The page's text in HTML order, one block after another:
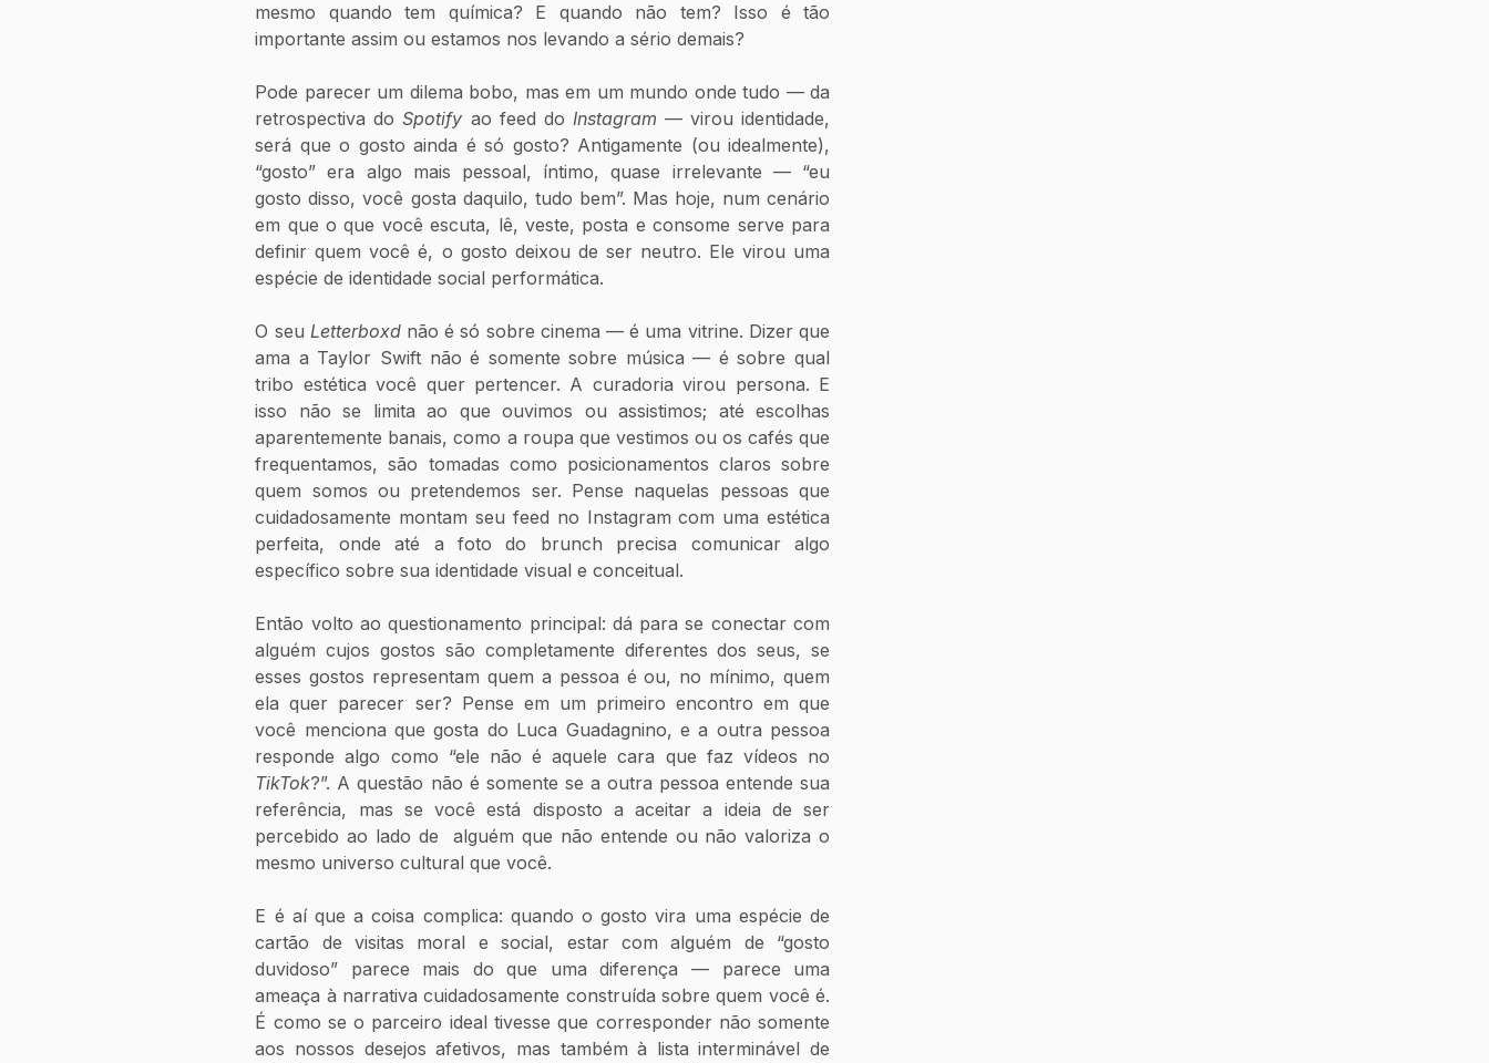
mesmo quando tem química? E quando não tem? Isso é tão
importante assim ou estamos nos levando a sério demais?
Pode parecer um dilema bobo, mas em um mundo onde tudo — da
retrospectiva do Spotify ao feed do Instagram — virou identidade,
será que o gosto ainda é só gosto? Antigamente (ou idealmente),
“gosto” era algo mais pessoal, íntimo, quase irrelevante — “eu
gosto disso, você gosta daquilo, tudo bem”. Mas hoje, num cenário
em que o que você escuta, lê, veste, posta e consome serve para
definir quem você é, o gosto deixou de ser neutro. Ele virou uma
espécie de identidade social performática.
O seu Letterboxd não é só sobre cinema — é uma vitrine. Dizer que
ama a Taylor Swift não é somente sobre música — é sobre qual
tribo estética você quer pertencer. A curadoria virou persona. E
isso não se limita ao que ouvimos ou assistimos; até escolhas
aparentemente banais, como a roupa que vestimos ou os cafés que
frequentamos, são tomadas como posicionamentos claros sobre
quem somos ou pretendemos ser. Pense naquelas pessoas que
cuidadosamente montam seu feed no Instagram com uma estética
perfeita, onde até a foto do brunch precisa comunicar algo
específico sobre sua identidade visual e conceitual.
Então volto ao questionamento principal: dá para se conectar com
alguém cujos gostos são completamente diferentes dos seus, se
esses gostos representam quem a pessoa é ou, no mínimo, quem
ela quer parecer ser? Pense em um primeiro encontro em que
você menciona que gosta do Luca Guadagnino, e a outra pessoa
TikTok?”. A questão não é somente se a outra pessoa entende sua
referência, mas se você está disposto a aceitar a ideia de ser
percebido ao lado de  alguém que não entende ou não valoriza o
mesmo universo cultural que você.
E é aí que a coisa complica: quando o gosto vira uma espécie de
cartão de visitas moral e social, estar com alguém de “gosto
duvidoso” parece mais do que uma diferença — parece uma
ameaça à narrativa cuidadosamente construída sobre quem você é.
É como se o parceiro ideal tivesse que corresponder não somente
aos nossos desejos afetivos, mas também à lista interminável de